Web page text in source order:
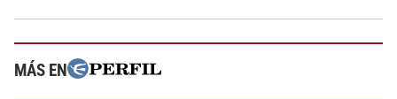
MÁS EN